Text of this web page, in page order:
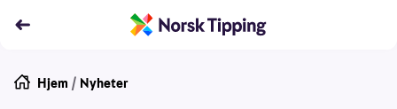
Hjem / Nyheter